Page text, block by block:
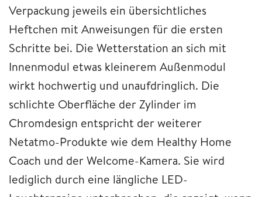
Verpackung jeweils ein übersichtliches
Heftchen mit Anweisungen für die ersten
Schritte bei. Die Wetterstation an sich mit
Innenmodul etwas kleinerem Außenmodul
wirkt hochwertig und unaufdringlich. Die
schlichte Oberfläche der Zylinder im
Chromdesign entspricht der weiterer
Netatmo-Produkte wie dem Healthy Home
Coach und der Welcome-Kamera. Sie wird
lediglich durch eine längliche LED-